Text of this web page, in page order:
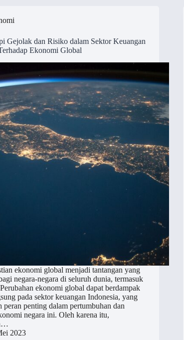
Gejolak dan Risiko dalam Sektor Keuangan
Ekonomi Global
ekonomi global menjadi tantangan yang
negara-negara di seluruh dunia, termasuk
ekonomi global dapat berdampak
pada sektor keuangan Indonesia, yang
peran penting dalam pertumbuhan dan
negara ini. Oleh karena itu,
2023